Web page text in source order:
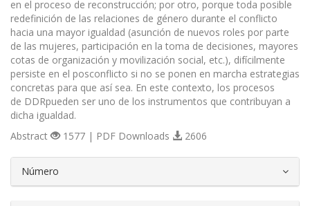
en el proceso de reconstrucción; por otro, porque toda posible
redefinición de las relaciones de género durante el conflicto
hacia una mayor igualdad (asunción de nuevos roles por parte
de las mujeres, participación en la toma de decisiones, mayores
cotas de organización y movilización social, etc.), difícilmente
persiste en el posconflicto si no se ponen en marcha estrategias
concretas para que así sea. En este contexto, los procesos
de DDRpueden ser uno de los instrumentos que contribuyan a
dicha igualdad.
Abstract
1577 | PDF Downloads 2606
Número